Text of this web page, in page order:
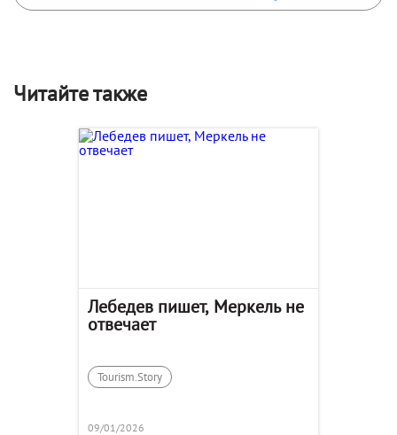
Читайте также
Лебедев пишет, Меркель не
отвечает
Tourism.Story
09/01/2026